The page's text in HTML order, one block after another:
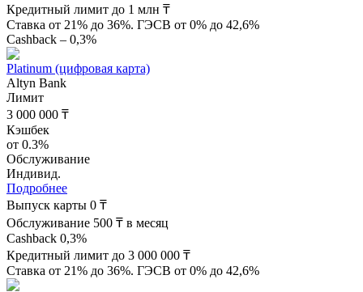
Кредитный лимит до 1 млн ₸
Ставка от 21% до 36%. ГЭСВ от 0% до 42,6%
Cashback – 0,3%
Platinum (цифровая карта)
Altyn Bank
Лимит
3 000 000 ₸
Кэшбек
от 0.3%
Обслуживание
Индивид.
Подробнее
Выпуск карты 0 ₸
Обслуживание 500 ₸ в месяц
Cashback 0,3%
Кредитный лимит до 3 000 000 ₸
Ставка от 21% до 36%. ГЭСВ от 0% до 42,6%